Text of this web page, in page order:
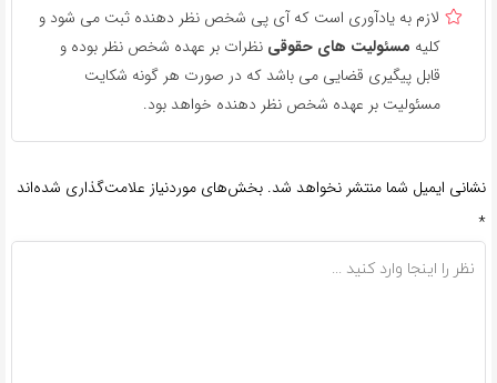
لازم به یادآوری است که آی پی شخص نظر دهنده ثبت می شود و
کلیه مسئولیت های حقوقی نظرات بر عهده شخص نظر بوده و
قابل پیگیری قضایی می باشد که در صورت هر گونه شکایت
مسئولیت بر عهده شخص نظر دهنده خواهد بود.
نشانی ایمیل شما منتشر نخواهد شد. بخش‌های موردنیاز علامت‌گذاری شده‌اند
*